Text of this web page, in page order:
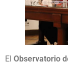
El Observatorio